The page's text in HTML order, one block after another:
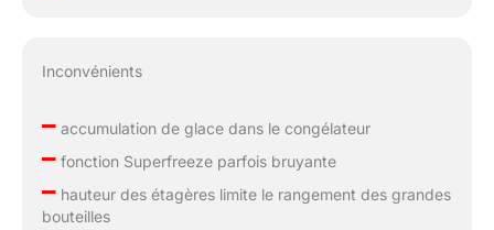
Inconvénients
–accumulation de glace dans le congélateur
–fonction Superfreeze parfois bruyante
–hauteur des étagères limite le rangement des grandes
bouteilles